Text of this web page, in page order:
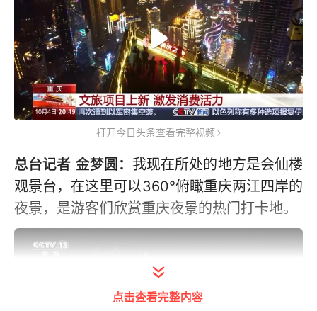
打开今日头条查看完整视频
总台记者 金梦圆： 我现在所处的地方是会仙楼
观景台，在这里可以360°俯瞰重庆两江四岸的
夜景，是游客们欣赏重庆夜景的热门打卡地。
点击查看完整内容